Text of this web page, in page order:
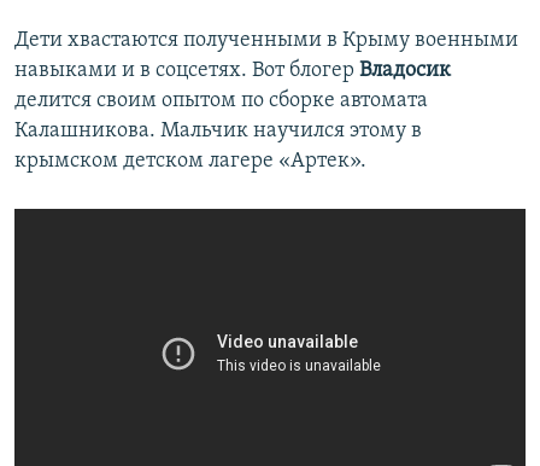
Дети хвастаются полученными в Крыму военными
навыками и в соцсетях. Вот блогер Владосик
делится своим опытом по сборке автомата
Калашникова. Мальчик научился этому в
крымском детском лагере «Артек».